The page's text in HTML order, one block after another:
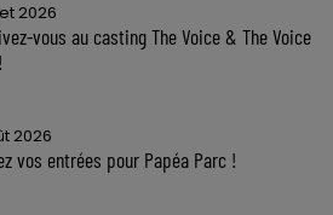
2026
vous au casting The Voice & The Voice
2026
vos entrées pour Papéa Parc !